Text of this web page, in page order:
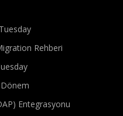
Rehberi
Dönem
Entegrasyonu